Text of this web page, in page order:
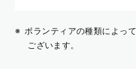
ボランティアの種類によっ
ございます。